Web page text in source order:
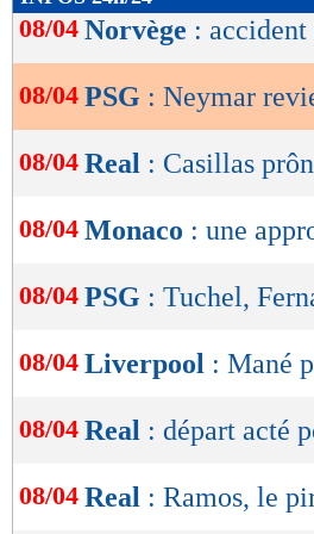
de
OK
08/04 Norvège :
08/04 PSG : Neymar
08/04 Real : Casillas
08/04 Monaco : une
08/04 PSG : Tuchel,
08/04 Liverpool : Mané
08/04 Real : départ acté
08/04 Real : Ramos, le